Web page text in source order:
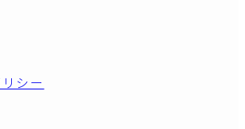
シー